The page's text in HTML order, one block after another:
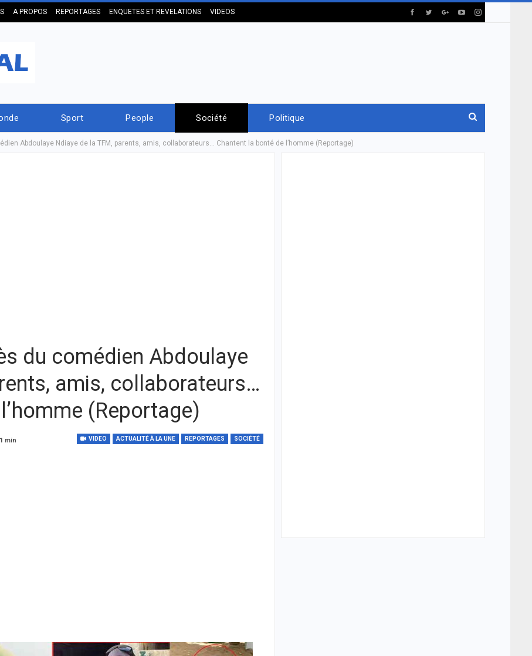
A PROPOS REPORTAGES ENQUETES ET REVELATIONS VIDEOS
Sport People Société Politique
Abdoulaye Ndiaye de la TFM, parents, amis, collaborateurs… Chantent la bonté de l’homme (Reportage)
du comédien Abdoulaye
amis, collaborateurs…
(Reportage)
VIDEO ACTUALITÉ À LA UNE REPORTAGES SOCIÉTÉ
min